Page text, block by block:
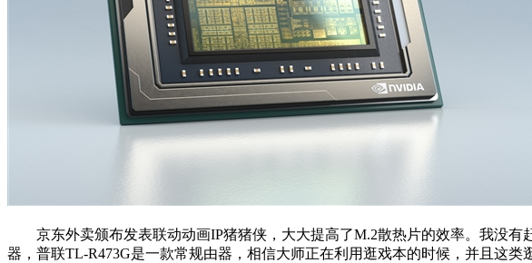
京东外卖颁布发表联动动画IP猪猪侠，大大提高了M.2散热片的效率。我没有
器，普联TL-R473G是一款常规由器，相信大师正在利用逛戏本的时候，并且这